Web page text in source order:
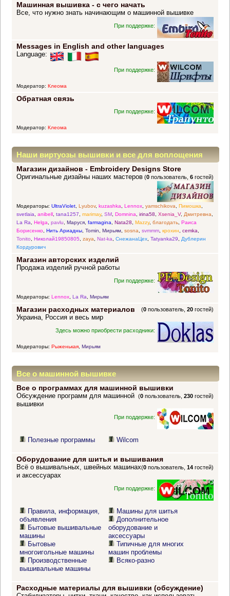
Машинная вышивка - с чего начать
Все, что нужно знать начинающим о машинной вышивке
При поддержке:
Messages in English and other languages
Language:
При поддержке:
Модератор: Клеома
Обратная связь
При поддержке:
Модератор: Клеома
Наши виртуозы вышивки и все для воплощения
прекрасных идей
Магазин дизайнов - Embroidery Designs Store
(0 пользователь,6 гостей)
Оригинальные дизайны наших мастеров
Модераторы: UltraViolet, Lyubov, kuzashka, Lennox, yamschikova, Пимошка,
svetlaia, anibell, tana1257, marimay, SM, Domnina, irina58, Xsenia_V, Дмитревна,
La Ra, Helga, pavlu, Маруся, farmagina, Nata28, Mazzy, благодать, Раиса
Борисенко, Нить Ариадны, Tomin, Мирьям, sosna, svmmm, крохин, cemka,
Tonito, Николай19850805, zaya, Nat-ka, СнежанаЦех, Tatyanka29, Дублерин
Кордурович
Магазин авторских изделий
Продажа изделий ручной работы
При поддержке:
Модераторы: Lennox, La Ra, Мирьям
Магазин расходных материалов (0 пользователь,20 гостей)
Украина, Россия и весь мир
Здесь можно приобрести расходники:
Модераторы: Рыженькая, Мирьям
Все о машинной вышивке
Все о программах для машинной вышивки
(0 пользователь,230 гостей)
Обсуждение программ для машинной
вышивки
При поддержке:
Полезные программы Wilcom
Оборудование для шитья и вышивания
(0 пользователь,14 гостей)
Всё о вышивальных, швейных машинах
и аксессуарах
При поддержке:
Правила, информация,
объявления
Бытовые вышивальные
машины
Бытовые
многоигольные машины
Производственные
вышивальные машины
Машины для шитья
Дополнительное
оборудование и
аксессуары
Типичные для многих
машин проблемы
Всяко-разно
Расходные материалы для вышивки (обсуждение)